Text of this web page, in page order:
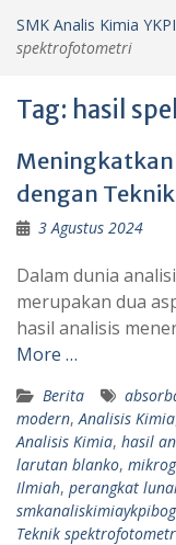
SMK Analis Kimia
spektrofotometri
Tag: hasil
Meningkatkan
dengan
3 Agustus 2024
Dalam dunia
merupakan dua
hasil analisis
More …
Berita
modern, Analisis Kimia
Analisis Kimia, hasil
larutan blanko,
Ilmiah, perangkat
Teknik